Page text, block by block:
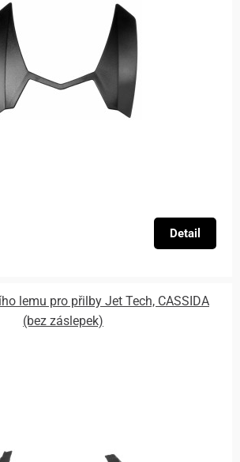
Detail
lemu pro přilby Jet Tech, CASSIDA
(bez záslepek)